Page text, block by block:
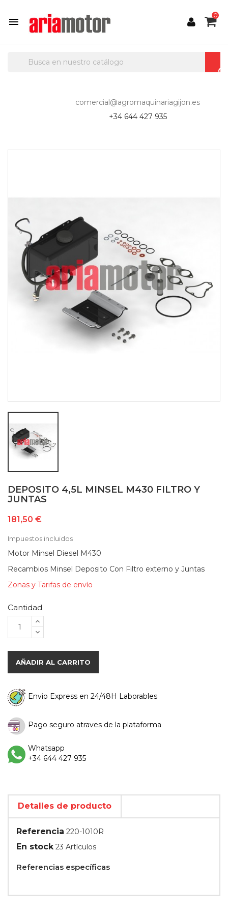

0
comercial@agromaquinariagijon.es
+34 644 427 935
DEPOSITO 4,5L MINSEL M430 FILTRO Y
JUNTAS
181,50 €
Impuestos incluidos
Motor Minsel Diesel M430
Recambios Minsel Deposito Con Filtro externo y Juntas
Zonas y Tarifas de envío
Cantidad
AÑADIR AL CARRITO
Envio Express en 24/48H Laborables
Pago seguro atraves de la plataforma
Whatsapp
+34 644 427 935
Detalles de producto
Referencia 220-1010R
En stock 23 Artículos
Referencias específicas